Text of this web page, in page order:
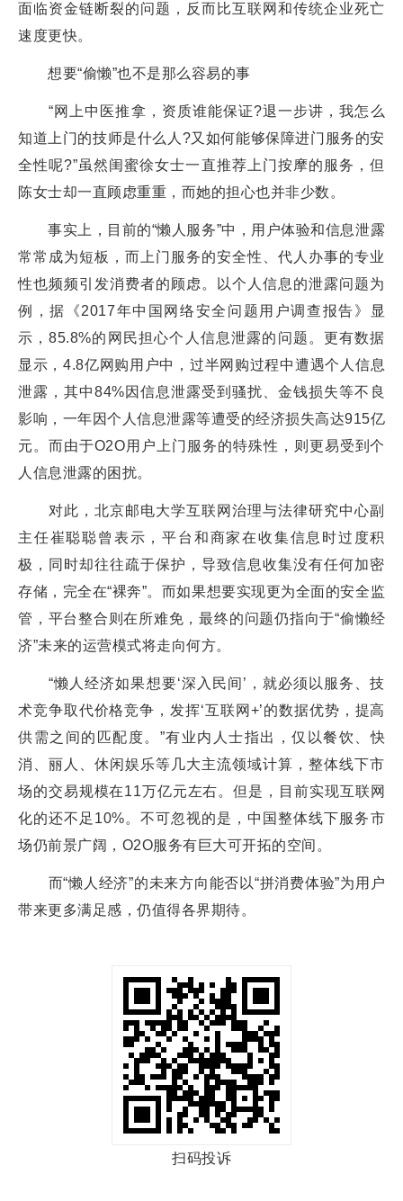
面临资金链断裂的问题，反而比互联网和传统企业死亡
速度更快。
想要“偷懒”也不是那么容易的事
“网上中医推拿，资质谁能保证?退一步讲，我怎么
知道上门的技师是什么人?又如何能够保障进门服务的安
全性呢?”虽然闺蜜徐女士一直推荐上门按摩的服务，但
陈女士却一直顾虑重重，而她的担心也并非少数。
事实上，目前的“懒人服务”中，用户体验和信息泄露
常常成为短板，而上门服务的安全性、代人办事的专业
性也频频引发消费者的顾虑。以个人信息的泄露问题为
例，据《2017年中国网络安全问题用户调查报告》显
示，85.8%的网民担心个人信息泄露的问题。更有数据
显示，4.8亿网购用户中，过半网购过程中遭遇个人信息
泄露，其中84%因信息泄露受到骚扰、金钱损失等不良
影响，一年因个人信息泄露等遭受的经济损失高达915亿
元。而由于O2O用户上门服务的特殊性，则更易受到个
人信息泄露的困扰。
对此，北京邮电大学互联网治理与法律研究中心副
主任崔聪聪曾表示，平台和商家在收集信息时过度积
极，同时却往往疏于保护，导致信息收集没有任何加密
存储，完全在“裸奔”。而如果想要实现更为全面的安全监
管，平台整合则在所难免，最终的问题仍指向于“偷懒经
济”未来的运营模式将走向何方。
“懒人经济如果想要‘深入民间’，就必须以服务、技
术竞争取代价格竞争，发挥‘互联网+’的数据优势，提高
供需之间的匹配度。”有业内人士指出，仅以餐饮、快
消、丽人、休闲娱乐等几大主流领域计算，整体线下市
场的交易规模在11万亿元左右。但是，目前实现互联网
化的还不足10%。不可忽视的是，中国整体线下服务市
场仍前景广阔，O2O服务有巨大可开拓的空间。
而“懒人经济”的未来方向能否以“拼消费体验”为用户
带来更多满足感，仍值得各界期待。
扫码投诉